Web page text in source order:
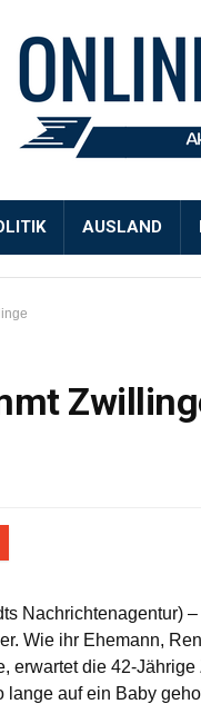
AUSLAND
Nachrichtenagentur)
Wie ihr Ehemann,
erwartet die 42-
auf ein Baby